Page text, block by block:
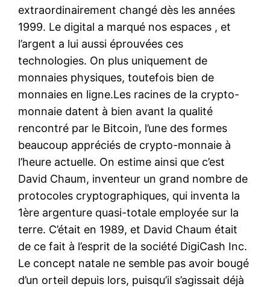
extraordinairement changé dès les années
1999. Le digital a marqué nos espaces , et
l’argent a lui aussi éprouvées ces
technologies. On plus uniquement de
monnaies physiques, toutefois bien de
monnaies en ligne.Les racines de la crypto-
monnaie datent à bien avant la qualité
rencontré par le Bitcoin, l’une des formes
beaucoup appréciés de crypto-monnaie à
l’heure actuelle. On estime ainsi que c’est
David Chaum, inventeur un grand nombre de
protocoles cryptographiques, qui inventa la
1ère argenture quasi-totale employée sur la
terre. C’était en 1989, et David Chaum était
de ce fait à l’esprit de la société DigiCash Inc.
Le concept natale ne semble pas avoir bougé
d’un orteil depuis lors, puisqu’il s’agissait déjà